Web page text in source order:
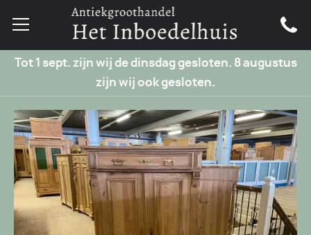
Tot 1 sept. zijn wij de dinsdag gesloten. 8 augustus
zijn wij ook gesloten.